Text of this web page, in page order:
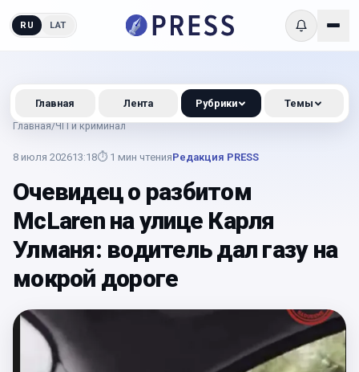
RU LAT
Главная/ЧП и криминал
8 июля 202613:18⏱ 1 мин чтенияРедакция PRESS
Очевидец о разбитом
McLaren на улице Карля
Улманя: водитель дал газу на
мокрой дороге
Главная Лента Рубрики Темы